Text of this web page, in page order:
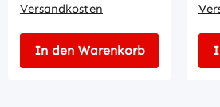
Versandkosten
In den Warenkorb